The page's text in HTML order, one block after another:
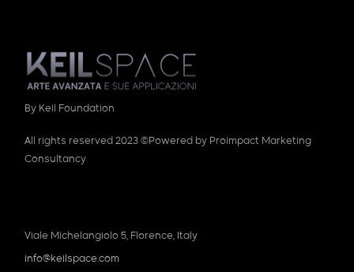
By Keil Foundation
All rights reserved 2023 ©Powered by Proimpact Marketing
Consultancy
Viale Michelangiolo 5, Florence, Italy
info@keilspace.com